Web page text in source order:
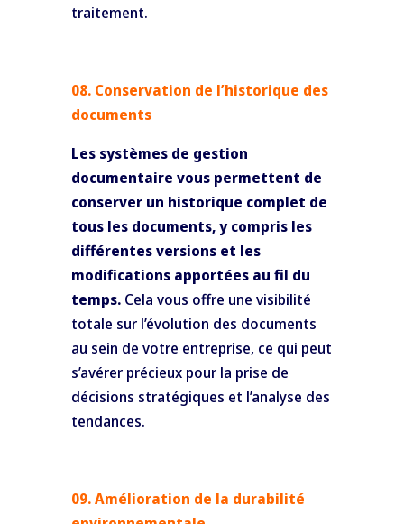
traitement.
08. Conservation de l’historique des
documents
Les systèmes de gestion
documentaire vous permettent de
conserver un historique complet de
tous les documents, y compris les
différentes versions et les
modifications apportées au fil du
temps.Cela vous offre une visibilité
totale sur l’évolution des documents
au sein de votre entreprise, ce qui peut
s’avérer précieux pour la prise de
décisions stratégiques et l’analyse des
tendances.
09. Amélioration de la durabilité